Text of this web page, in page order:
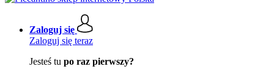
Zaloguj się
Zaloguj się teraz
Jesteś tu po raz pierwszy?